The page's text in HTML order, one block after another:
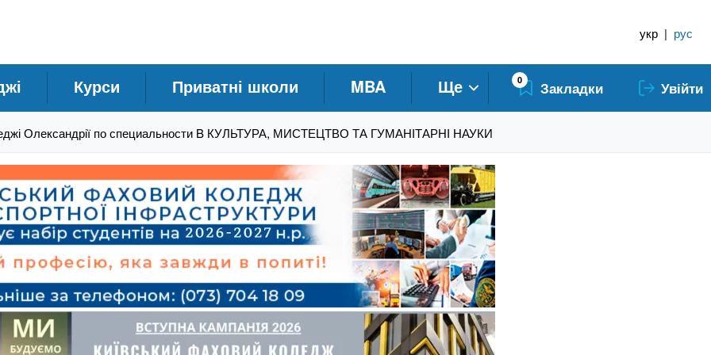
укр | рус
Курси Приватні школи MBA Ще 0 Закладки Увійти
Олександрії по специальности B КУЛЬТУРА, МИСТЕЦТВО ТА ГУМАНІТАРНІ НАУКИ